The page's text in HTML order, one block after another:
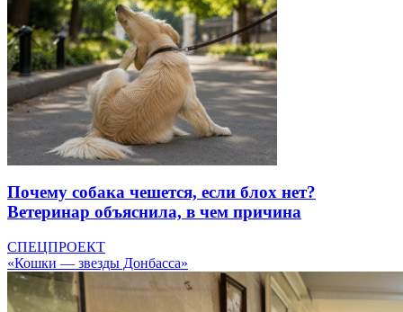
Почему собака чешется, если блох нет?
Ветеринар объяснила, в чем причина
СПЕЦПРОЕКТ
«Кошки — звезды Донбасса»